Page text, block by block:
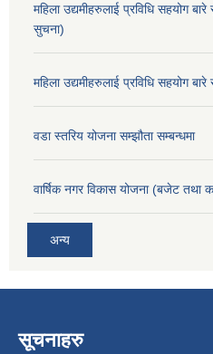
महिला उद्यमीहरुलाई प्रविधि सहयोग
सुचना)
महिला उद्यमीहरुलाई प्रविधि सहयोग
वडा स्तरिय योजना सम्झौता सम्बन्धमा
वार्षिक नगर विकास योजना (बजेट
अन्य
सूचनाहरु